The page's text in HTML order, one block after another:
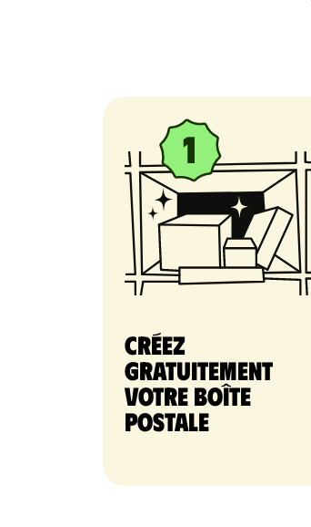
Créez
gratuitement
votre Boîte
postale